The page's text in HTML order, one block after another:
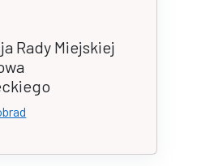
Rady Miejskiej